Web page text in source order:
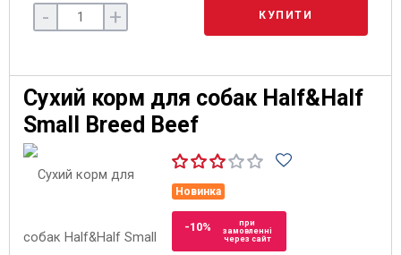
- + КУПИТИ
Сухий корм для собак Half&Half
Small Breed Beef
Новинка
-10%
при
замовленні
через сайт